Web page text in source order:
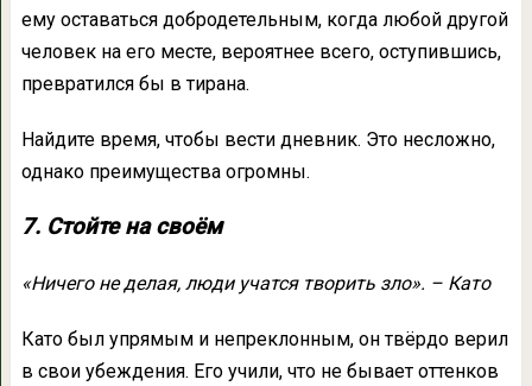
ему оставаться добродетельным, когда любой другой
человек на его месте, вероятнее всего, оступившись,
превратился бы в тирана.
Найдите время, чтобы вести дневник. Это несложно,
однако преимущества огромны.
7. Стойте на своём
«Ничего не делая, люди учатся творить зло». – Като
Като был упрямым и непреклонным, он твёрдо верил
в свои убеждения. Его учили, что не бывает оттенков